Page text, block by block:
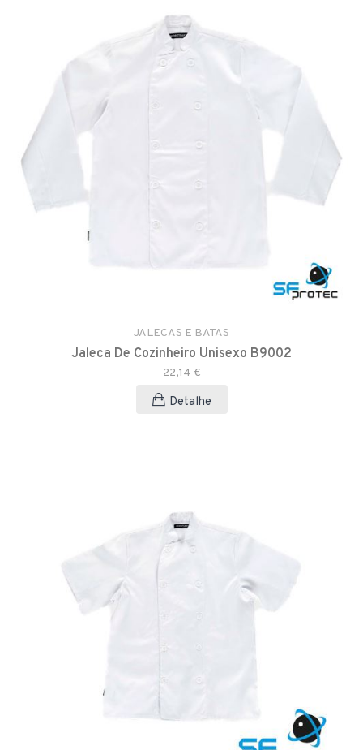
JALECAS E BATAS
Jaleca De Cozinheiro Unisexo B9002
22,14 €
Detalhe